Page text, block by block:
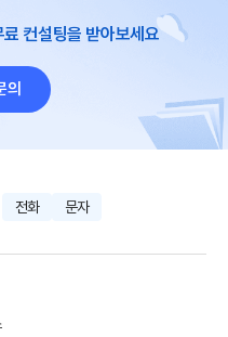
컨설팅을 받아보세요
의
전화 문자